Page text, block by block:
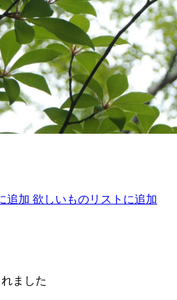
欲しいものリストに追加
ました